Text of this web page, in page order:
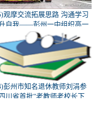
观摩交流拓展思路 沟通学习
自我——彭州一中组织高一
二教师外出教研学习
彭州市知名退休教师刘涓参
川省首批“老教师老校长下